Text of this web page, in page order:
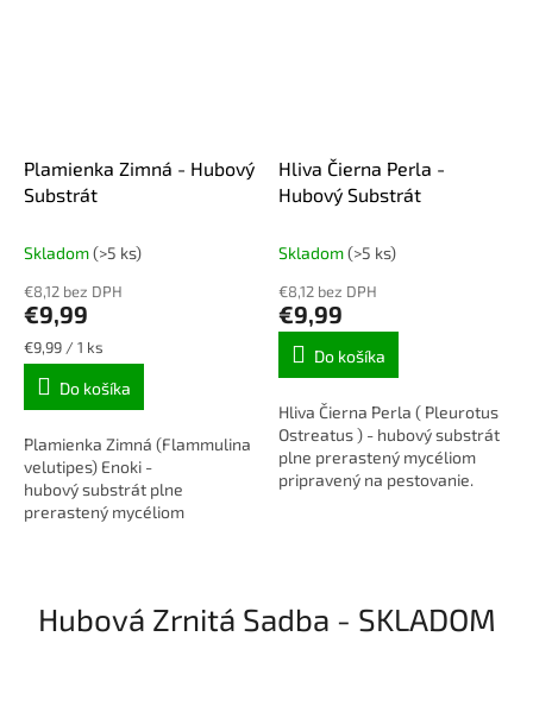
Plamienka Zimná - Hubový
Substrát
Skladom(>5 ks)
€8,12 bez DPH
€9,99
Jednotková
cena:
€9,99 / 1 ks
Do košíka
Plamienka Zimná (Flammulina
velutipes) Enoki -
hubový substrát plne
prerastený mycéliom
Hliva Čierna Perla -
Hubový Substrát
Skladom(>5 ks)
€8,12 bez DPH
€9,99
Do košíka
Hliva Čierna Perla ( Pleurotus
Ostreatus ) - hubový substrát
plne prerastený mycéliom
pripravený na pestovanie.
Hubová Zrnitá Sadba - SKLADOM